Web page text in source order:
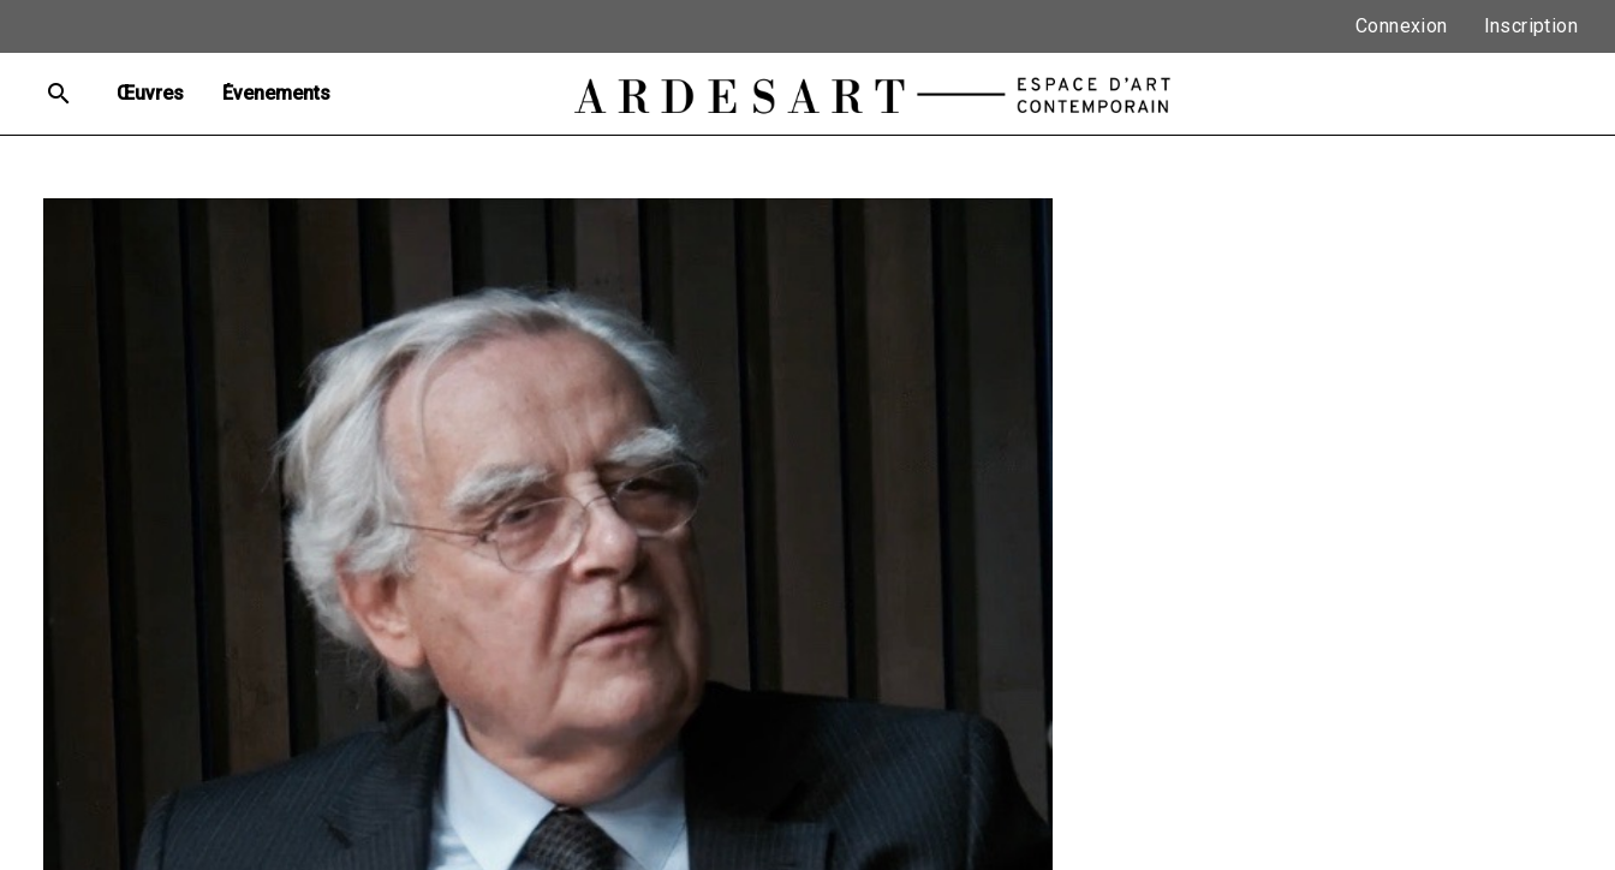
Connexion Inscription
search Œuvres Évenements